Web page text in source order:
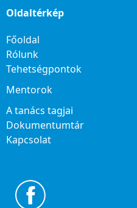
Oldaltérkép
Főoldal
Rólunk
Tehetségpontok
Mentorok
A tanács tagjai
Dokumentumtár
Kapcsolat